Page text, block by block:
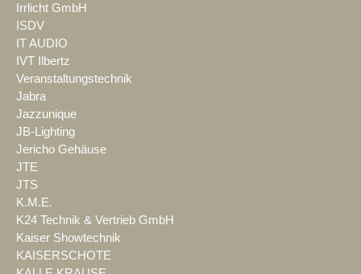
Irrlicht GmbH
ISDV
IT AUDIO
IVT Ilbertz
Veranstaltungstechnik
Jabra
Jazzunique
JB-Lighting
Jericho Gehäuse
JTE
JTS
K.M.E.
K24 Technik & Vertrieb GmbH
Kaiser Showtechnik
KAISERSCHOTE